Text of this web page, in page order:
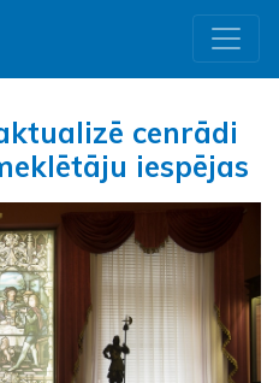
cenrādi
iespējas